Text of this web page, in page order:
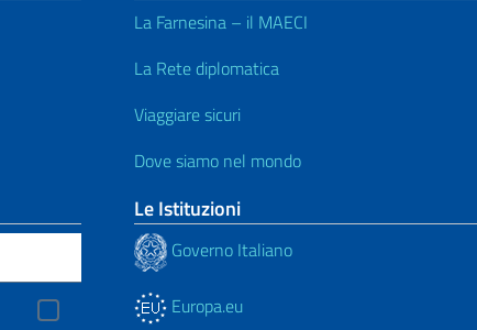
La Farnesina – il MAECI
La Rete diplomatica
Viaggiare sicuri
Dove siamo nel mondo
Le Istituzioni
Governo Italiano
Europa.eu